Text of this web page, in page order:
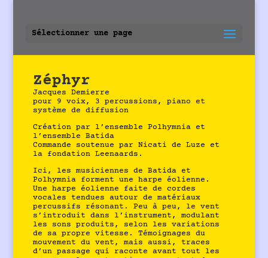
Sélectionner une page
Zéphyr
Jacques Demierre
pour 9 voix, 3 percussions, piano et
système de diffusion
Création par l’ensemble Polhymnia et
l’ensemble Batida
Commande soutenue par Nicati de Luze et
la fondation Leenaards.
Ici, les musiciennes de Batida et
Polhymnia forment une harpe éolienne.
Une harpe éolienne faite de cordes
vocales tendues autour de matériaux
percussifs résonant. Peu à peu, le vent
s’introduit dans l’instrument, modulant
les sons produits, selon les variations
de sa propre vitesse. Témoignages du
mouvement du vent, mais aussi, traces
d’un passage qui raconte avant tout les